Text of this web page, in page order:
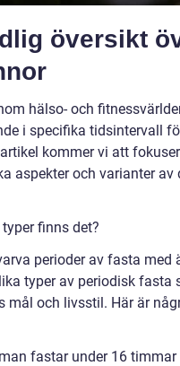
översikt
hälso- och
i specifika tidsintervall
kommer vi att
aspekter och varianter av
finns det?
perioder av fasta med
typer av periodisk fasta
mål och livsstil. Här är
fastar under 16 timmar